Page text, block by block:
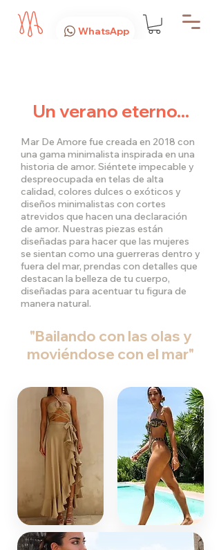
WhatsApp
Un verano eterno...
Mar De Amore fue creada en 2018 con
una gama minimalista inspirada en una
historia de amor. Siéntete impecable y
despreocupada en telas de alta
calidad, colores dulces o exóticos y
diseños minimalistas con cortes
atrevidos que hacen una declaración
de amor. Nuestras piezas están
diseñadas para hacer que las mujeres
se sientan como una guerreras dentro y
fuera del mar, prendas con detalles que
destacan la belleza de tu cuerpo,
diseñadas para acentuar tu figura de
manera natural.
"Bailando con las olas y
moviéndose con el mar"